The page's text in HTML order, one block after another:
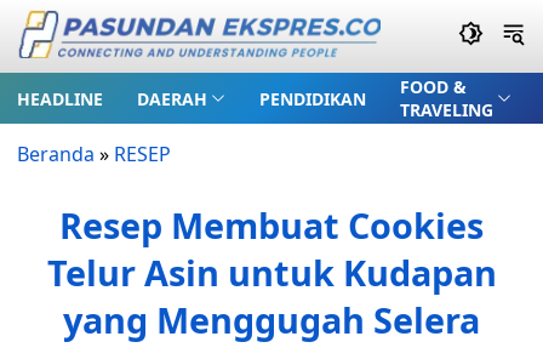
HEADLINE DAERAH PENDIDIKAN
FOOD &
TRAVELING
Beranda » RESEP
Resep Membuat Cookies
Telur Asin untuk Kudapan
yang Menggugah Selera